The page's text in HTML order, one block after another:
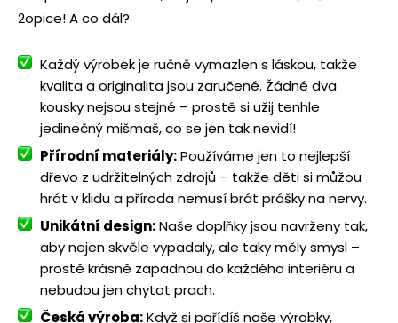
2opice! A co dál?
Každý výrobek je ručně vymazlen s láskou, takže
kvalita a originalita jsou zaručené. Žádné dva
kousky nejsou stejné – prostě si užij tenhle
jedinečný mišmaš, co se jen tak nevidí!
Přírodní materiály:Používáme jen to nejlepší
dřevo z udržitelných zdrojů – takže děti si můžou
hrát v klidu a příroda nemusí brát prášky na nervy.
Unikátní design:Naše doplňky jsou navrženy tak,
aby nejen skvěle vypadaly, ale taky měly smysl –
prostě krásně zapadnou do každého interiéru a
nebudou jen chytat prach.
Česká výroba:Když si pořídíš naše výrobky,